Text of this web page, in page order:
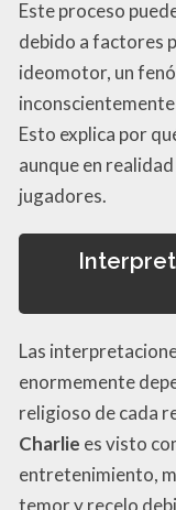
Este proceso
debido a factores
ideomotor, un
Esto explica por
aunque en
jugadores.
Las
enormemente
religioso de cada
Charlie es visto
entretenimiento,
temor y recelo